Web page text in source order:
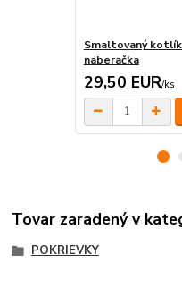
Smaltovaný
naberačka
29,50 EUR/ks
Tovar zaradený v
POKRIEVKY